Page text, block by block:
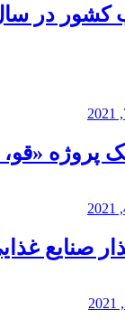
در سال
پروژه
صنایع